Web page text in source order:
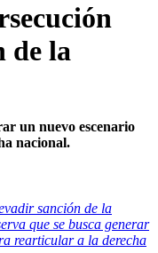
de la
un nuevo escenario
nacional.
sanción de la
que se busca generar
rearticular a la derecha